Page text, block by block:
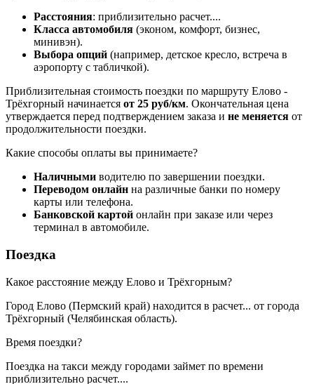
Расстояния: приблизительно расчет....
Класса автомобиля (эконом, комфорт, бизнес,
минивэн).
Выбора опций (например, детское кресло, встреча в
аэропорту с табличкой).
Приблизительная стоимость поездки по маршруту Елово -
Трёхгорный начинается от 25 руб/км. Окончательная цена
утверждается перед подтверждением заказа и не меняется от
продолжительности поездки.
Какие способы оплаты вы принимаете?
Наличными водителю по завершении поездки.
Переводом онлайн на различные банки по номеру
карты или телефона.
Банковской картой онлайн при заказе или через
терминал в автомобиле.
Поездка
Какое расстояние между Елово и Трёхгорным?
Город Елово (Пермский край) находится в расчет... от города
Трёхгорный (Челябинская область).
Время поездки?
Поездка на такси между городами займет по времени
приблизительно расчет....